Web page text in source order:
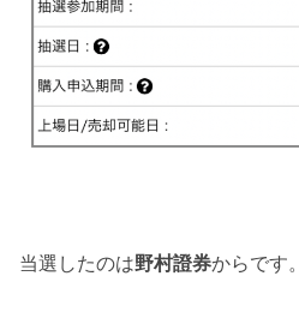
当選したのは野村證券からです。